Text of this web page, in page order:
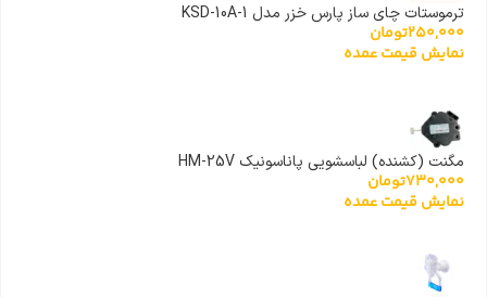
ترموستات چای ساز پارس خزر مدل KSD-10A-1
250,000تومان
نمایش قیمت عمده
مگنت (کشنده) لباسشویی پاناسونیک HM-25V
730,000تومان
نمایش قیمت عمده